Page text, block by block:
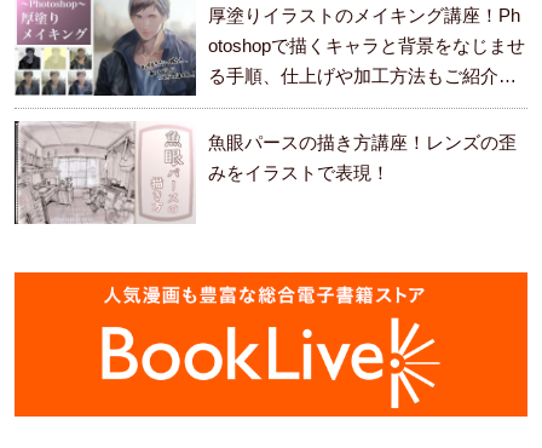
厚塗りイラストのメイキング講座！Ph
otoshopで描くキャラと背景をなじませ
る手順、仕上げや加工方法もご紹介し
ます。
魚眼パースの描き方講座！レンズの歪
みをイラストで表現！